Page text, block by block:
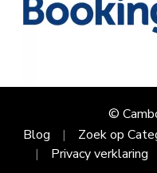
©
Blog
Zoek op
Privacy verklaring